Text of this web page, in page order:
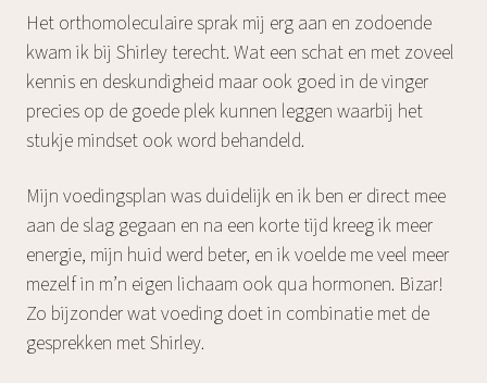
Het orthomoleculaire sprak mij erg aan en zodoende
kwam ik bij Shirley terecht. Wat een schat en met zoveel
kennis en deskundigheid maar ook goed in de vinger
precies op de goede plek kunnen leggen waarbij het
stukje mindset ook word behandeld.
‌Mijn voedingsplan was duidelijk en ik ben er direct mee
aan de slag gegaan en na een korte tijd kreeg ik meer
energie, mijn huid werd beter, en ik voelde me veel meer
mezelf in m’n eigen lichaam ook qua hormonen. Bizar!
Zo bijzonder wat voeding doet in combinatie met de
gesprekken met Shirley.‌